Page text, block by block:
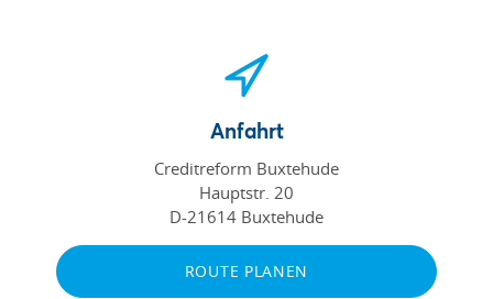
Anfahrt
Creditreform Buxtehude
Hauptstr. 20
D-21614 Buxtehude
ROUTE PLANEN